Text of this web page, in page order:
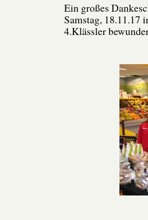
Ein großes
Samstag, 18.11.17
4.Klässler